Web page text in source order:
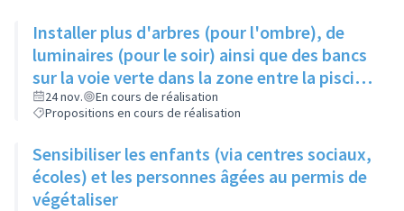
Installer plus d'arbres (pour l'ombre), de
luminaires (pour le soir) ainsi que des bancs
sur la voie verte dans la zone entre la piscine
et la rue de l'Industrie
24 nov.
En cours de réalisation
Propositions en cours de réalisation
Sensibiliser les enfants (via centres sociaux,
écoles) et les personnes âgées au permis de
végétaliser